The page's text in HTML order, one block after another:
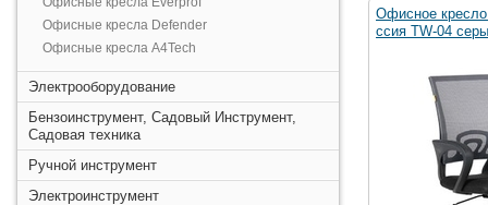
Офисные кресла Defender
Офисные кресла A4Tech
Электрооборудование
Бензоинструмент, Садовый Инструмент,
Садовая техника
Ручной инструмент
Электроинструмент
Офисное
ссия TW-04